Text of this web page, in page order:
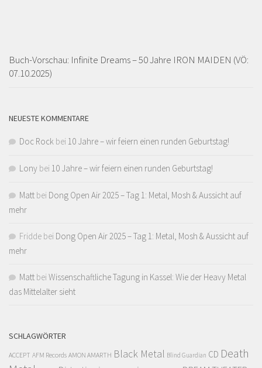
Buch-Vorschau: Infinite Dreams – 50 Jahre IRON MAIDEN (VÖ:
07.10.2025)
NEUESTE KOMMENTARE
Doc Rock bei 10 Jahre – wir feiern einen runden Geburtstag!
Lony bei 10 Jahre – wir feiern einen runden Geburtstag!
Matt bei Dong Open Air 2025 – Tag 1: Metal, Mosh & Aussicht auf
mehr
Fridde bei Dong Open Air 2025 – Tag 1: Metal, Mosh & Aussicht auf
mehr
Matt bei Wissenschaftliche Tagung in Kassel: Wie der Heavy Metal
das Mittelalter sieht
SCHLAGWÖRTER
ACCEPT AFM Records AMON AMARTH Black Metal Blind Guardian CD Death